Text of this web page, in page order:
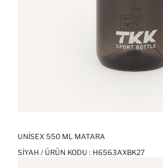
UNISEX 550 ML MATARA
SIYAH / ÜRÜN KODU : H6563AXBK27